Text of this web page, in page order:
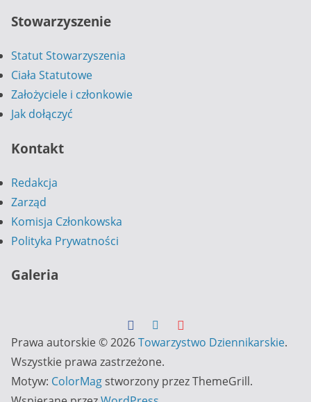
Stowarzyszenie
Statut Stowarzyszenia
Ciała Statutowe
Założyciele i członkowie
Jak dołączyć
Kontakt
Redakcja
Zarząd
Komisja Członkowska
Polityka Prywatności
Galeria
Prawa autorskie © 2026Towarzystwo Dziennikarskie.
Wszystkie prawa zastrzeżone.
Motyw: ColorMag stworzony przez ThemeGrill.